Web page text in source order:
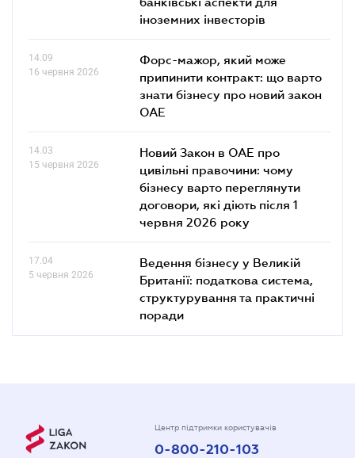
іноземних інвесторів
14.09
16 червня 2026
Форс-мажор, який може
припинити контракт: що варто
знати бізнесу про новий закон
ОАЕ
14.03
15 червня 2026
Новий Закон в ОАЕ про
цивільні правочини: чому
бізнесу варто переглянути
договори, які діють після 1
червня 2026 року
17.04
5 червня 2026
Ведення бізнесу у Великій
Британії: податкова система,
структурування та практичні
поради
Центр підтримки користувачів
0-800-210-103